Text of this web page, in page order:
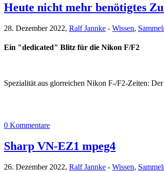
Heute nicht mehr benötigtes
28. Dezember 2022, Ralf Jannke - Wissen,
Ein "dedicated" Blitz für die Nikon F/F2
Spezialität aus glorreichen Nikon F-/F2-Zeiten:
0 Kommentare
Sharp VN-EZ1 mpeg4
26. Dezember 2022, Ralf Jannke - Wissen,